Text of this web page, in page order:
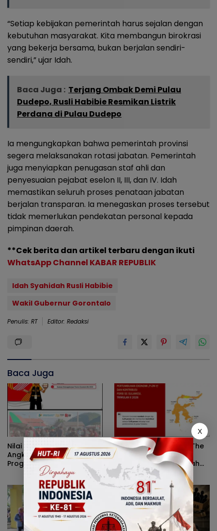
“Setiap kebijakan pemerintah harus sejalan dengan
kebutuhan masyarakat. Kita membangun birokrasi
yang bekerja bersama, bukan berjalan sendiri-
sendiri,” ujar Idah.
Baca Juga : Terjang Ombak Demi Pulau
Dudepo, Rusli Habibie Resmikan Listrik
Perdana di Pulau Dudepo
Ia mengungkapkan bahwa pemerintah provinsi
segera melaksanakan rotasi jabatan. Pemerintah
juga menyiapkan penugasan staf ahli dan
penyesuaian pejabat eselon II, III, dan IV. Idah
memastikan seluruh proses penataan jabatan
berjalan transparan. Ia menegaskan proses tersebut
tidak memerlukan pendekatan personal kepada
pimpinan daerah.
**Cek berita dan artikel terbaru dengan ikuti
WhatsApp Channel KABAR REPUBLIK
Idah Syahidah Rusli Habibie
Wakil Gubernur Gorontalo
Penulis: RT Editor: Redaksi
Baca Juga
Nilai Tukar Petani Naik,
Angka Kemiskinan Turun,
Program Gusnar-Idah
Jadi Penggerak Ekonomi
Dan Dinikmati Masyarakat
Peran Pemerintah On The
Track, Pertumbuhan
Ekonomi Stabil Ditengah
Efisiensi Anggaran
X